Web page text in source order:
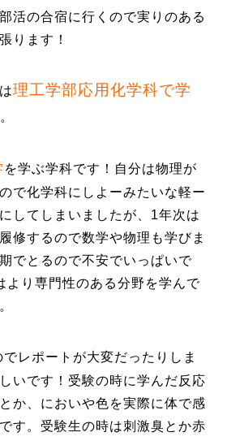
活の合宿に行くので実りのある
ります！
理工学部応用化学科で学
を学ぶ学科です！自分は物理が
で化学科にしよーみたいな軽ー
してしまいましたが、1年次は
修するので数学や物理も学びま
でとるので不安でいっぱいで
より専門性のある分野を学んで
でレポートが大変だったりしま
いです！受験の時に学んだ反応
か、においや色を実際に体で感
す。受験生の時は刺激臭とか赤